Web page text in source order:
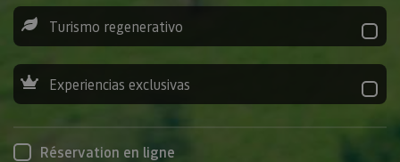
Turismo regenerativo
Experiencias exclusivas
Réservation en ligne